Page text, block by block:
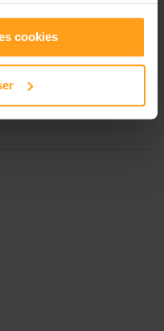
cookies
de 00:00 à 00:00
de 00:00 à 00:00
de 00:00 à 00:00